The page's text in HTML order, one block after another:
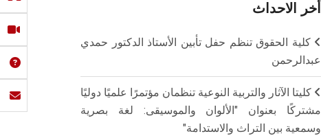
أخر الاحداث
كلية الحقوق تنظم حفل تأبين الأستاذ الدكتور حمدي
عبدالرحمن
كليتا الآثار والتربية النوعية تنظمان مؤتمرًا علميًا دوليًا
مشتركًا بعنوان "الألوان والموسيقى: لغة بصرية
وسمعية بين التراث والاستدامة"